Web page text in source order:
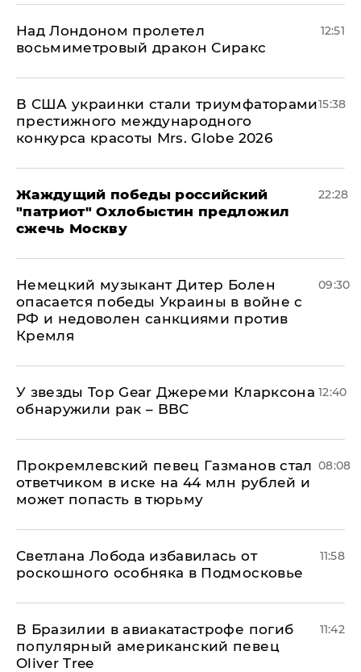
Над Лондоном пролетел
восьмиметровый дракон Сиракс
12:51
В США украинки стали триумфаторами
престижного международного
конкурса красоты Mrs. Globe 2026
15:38
Жаждущий победы российский
"патриот" Охлобыстин предложил
сжечь Москву
22:28
Немецкий музыкант Дитер Болен
опасается победы Украины в войне с
РФ и недоволен санкциями против
Кремля
09:30
У звезды Top Gear Джереми Кларксона
обнаружили рак – BBC
12:40
Прокремлевский певец Газманов стал
ответчиком в иске на 44 млн рублей и
может попасть в тюрьму
08:08
Светлана Лобода избавилась от
роскошного особняка в Подмосковье
11:58
В Бразилии в авиакатастрофе погиб
популярный американский певец
Oliver Tree
11:42